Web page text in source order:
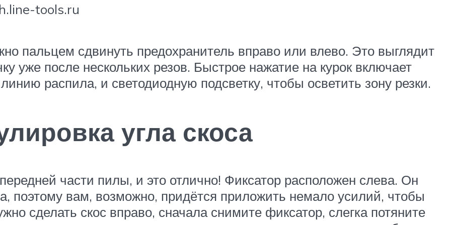
tools.ru
пальцем сдвинуть предохранитель вправо или влево. Это выглядит
уже после нескольких резов. Быстрое нажатие на курок включает
распила, и светодиодную подсветку, чтобы осветить зону резки.
угла скоса
части пилы, и это отлично! Фиксатор расположен слева. Он
поэтому вам, возможно, придётся приложить немало усилий, чтобы
сделать скос вправо, сначала снимите фиксатор, слегка потяните